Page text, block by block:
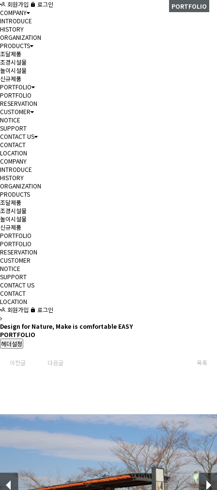
회원가입
로그인
COMPANY
INTRODUCE
HISTORY
ORGANIZATION
PRODUCTS
조달제품
조경시설물
놀이시설물
신규제품
PORTFOLIO
PORTFOLIO
RESERVATION
CUSTOMER
NOTICE
SUPPORT
CONTACT US
CONTACT
LOCATION
COMPANY
INTRODUCE
HISTORY
ORGANIZATION
PRODUCTS
조달제품
조경시설물
놀이시설물
신규제품
PORTFOLIO
PORTFOLIO
RESERVATION
CUSTOMER
NOTICE
SUPPORT
CONTACT US
CONTACT
LOCATION
회원가입
로그인
Design for Nature, Make is comfortable EASY
PORTFOLIO
헤더설정
PORTFOLIO
이전글 다음글 목록